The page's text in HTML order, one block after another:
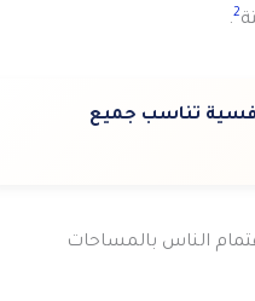
2
.
تناسب جميع
مظلات الحدائق بنسبة 20%. هذا يظهر اهتمام الناس بالمساحات